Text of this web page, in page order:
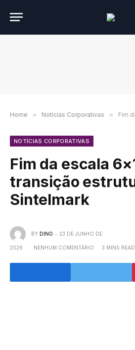
Home » Notícias Corporativas » Fim da
NOTÍCIAS CORPORATIVAS
Fim da escala
transição
Sintelmark
BY DINO 23 DE JUNHO DE
2026 NENHUM COMENTÁRIO 3 MINS READ